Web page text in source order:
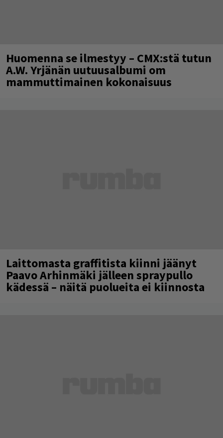
Huomenna se ilmestyy – CMX:stä tutun
A.W. Yrjänän uutuusalbumi om
mammuttimainen kokonaisuus
Laittomasta graffitista kiinni jäänyt
Paavo Arhinmäki jälleen spraypullo
kädessä – näitä puolueita ei kiinnosta